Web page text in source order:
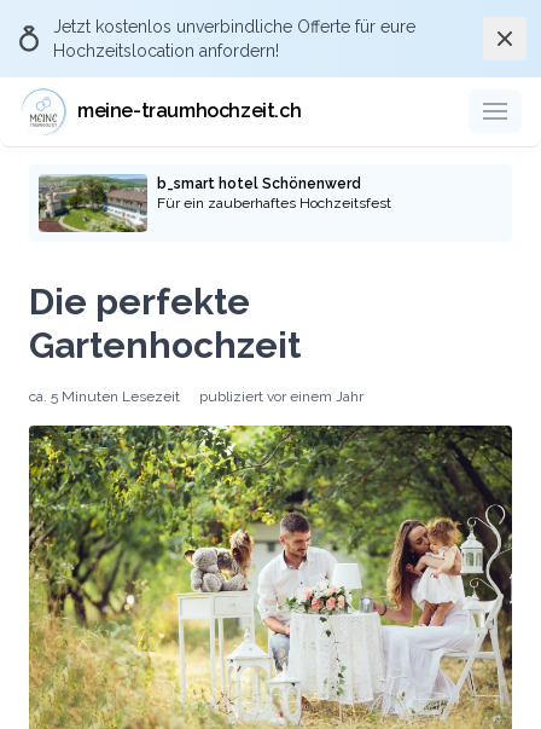
Jetzt kostenlos unverbindliche Offerte für eure
Hochzeitslocation anfordern!
meine-traumhochzeit.ch
b_smart hotel Schönenwerd
Für ein zauberhaftes Hochzeitsfest
Die perfekte
Gartenhochzeit
ca. 5 Minuten Lesezeit publiziert vor einem Jahr
Über Meine-
traumhochzeit.ch die
passende Hochzeitslocation
anfragen
Durch eure Anfragen über die Plattform
Kommunikation gegenüber den
Hochzeitslocations und Dienstleistern, dass
ihr via der Plattform meine-traumhochzeit.ch
aufmerksam geworden seid, stellt ihr sicher,
dass auch künftige Brautpaare die Plattform
kostenlos nutzen können.
Zu den Hochzeitslocations
Vielen Dank für eure Unterstützung! Damit wird
sichergestellt, dass die Dienstleistung kontinuierlich
ausgebaut werden kann und für alle Brautpaare kostenlos
bleibt.